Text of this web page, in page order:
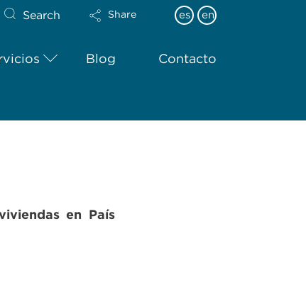
Search Share es en
Blog Contacto
en País